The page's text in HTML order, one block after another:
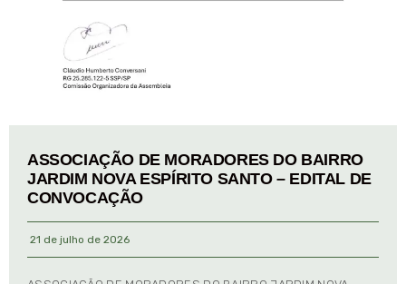
ASSOCIAÇÃO DE MORADORES DO BAIRRO
JARDIM NOVA ESPÍRITO SANTO – EDITAL DE
CONVOCAÇÃO
21 de julho de 2026